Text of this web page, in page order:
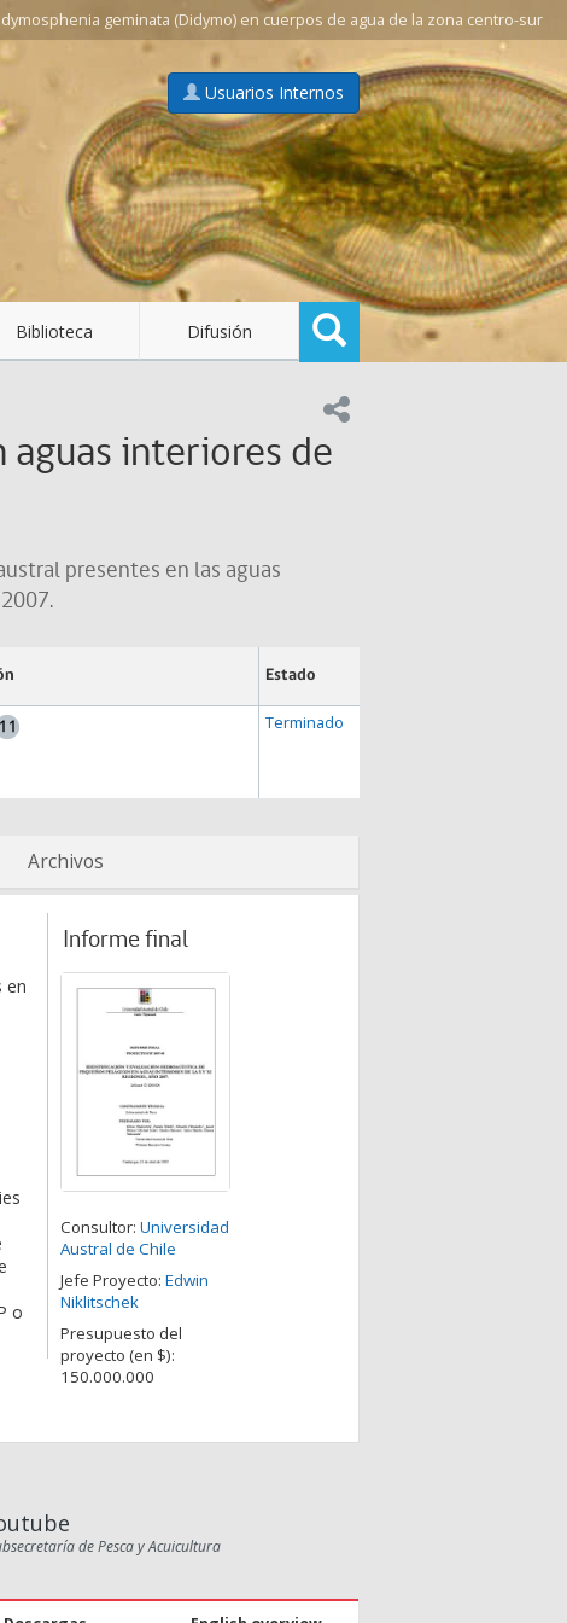
geminata (Didymo) en cuerpos de agua de la zona centro-sur
Usuarios Internos
Buscar
Biblioteca Difusión
Compartir en:
aguas interiores de
presentes en las aguas
Estado
Terminado
Archivos
en
o
Informe final
Consultor: Universidad
Austral de Chile
Jefe Proyecto: Edwin
Niklitschek
Presupuesto del
proyecto (en $):
150.000.000
de Pesca y Acuicultura